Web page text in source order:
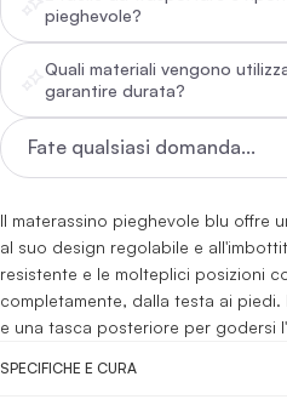
pieghevole?
Quali materiali vengono
garantire durata?
Il materassino pieghevole blu offre
al suo design regolabile e
resistente e le molteplici posizioni
completamente, dalla testa ai
e una tasca posteriore per godersi
SPECIFICHE E CURA